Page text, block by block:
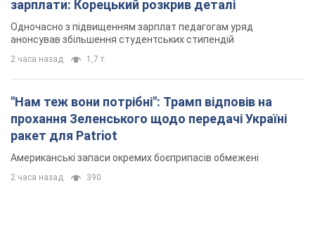
зарплати: Корецький розкрив деталі
Одночасно з підвищенням зарплат педагогам уряд
анонсував збільшення студентських стипендій
2 часа назад 1,7 т.
"Нам теж вони потрібні": Трамп відповів на
прохання Зеленського щодо передачі Україні
ракет для Patriot
Американські запаси окремих боєприпасів обмежені
2 часа назад 390